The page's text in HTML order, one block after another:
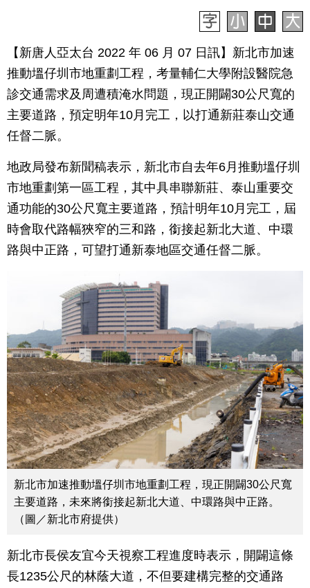
【新唐人亞太台 2022 年 06 月 07 日訊】新北市加速
推動塭仔圳市地重劃工程，考量輔仁大學附設醫院急
診交通需求及周遭積淹水問題，現正開闢30公尺寬的
主要道路，預定明年10月完工，以打通新莊泰山交通
任督二脈。
地政局發布新聞稿表示，新北市自去年6月推動塭仔圳
市地重劃第一區工程，其中具串聯新莊、泰山重要交
通功能的30公尺寬主要道路，預計明年10月完工，屆
時會取代路幅狹窄的三和路，銜接起新北大道、中環
路與中正路，可望打通新泰地區交通任督二脈。
新北市加速推動塭仔圳市地重劃工程，現正開闢30公尺寬
主要道路，未來將銜接起新北大道、中環路與中正路。
（圖／新北市府提供）
新北市長侯友宜今天視察工程進度時表示，開闢這條
長1235公尺的林蔭大道，不但要建構完整的交通路